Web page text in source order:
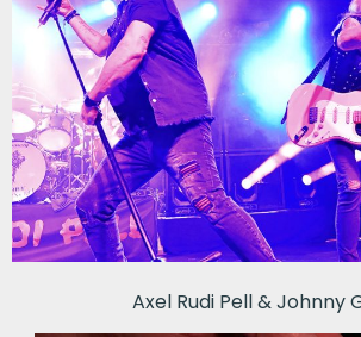
Axel Rudi Pell & Johnny